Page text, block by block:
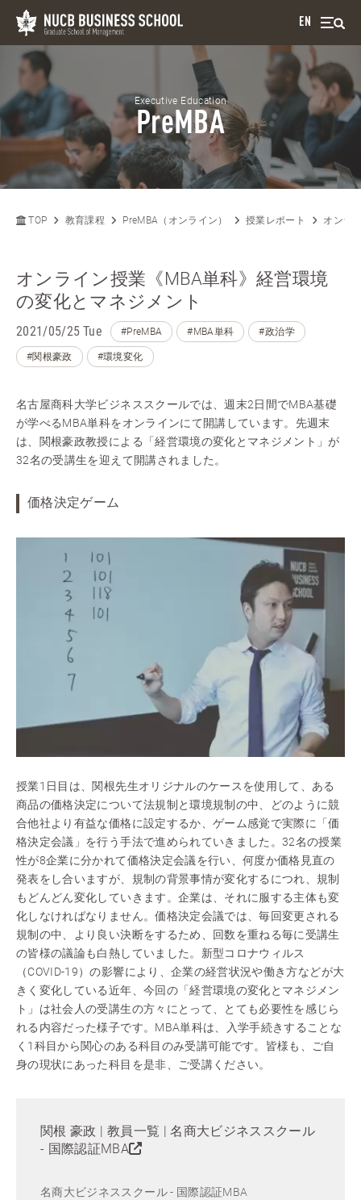
EN
Executive Education
PreMBA
TOP 教育課程 PreMBA（オンライン） 授業レポート オンラ
オンライン授業《MBA単科》経営環境
の変化とマネジメント
2021/05/25 Tue #PreMBA #MBA単科 #政治学
#関根豪政 #環境変化
名古屋商科大学ビジネススクールでは、週末2日間でMBA基礎
が学べるMBA単科をオンラインにて開講しています。先週末
は、関根豪政教授による「経営環境の変化とマネジメント」が
32名の受講生を迎えて開講されました。
価格決定ゲーム
授業1日目は、関根先生オリジナルのケースを使用して、ある
商品の価格決定について法規制と環境規制の中、どのように競
合他社より有益な価格に設定するか、ゲーム感覚で実際に「価
格決定会議」を行う手法で進められていきました。32名の授業
性が8企業に分かれて価格決定会議を行い、何度か価格見直の
発表をし合いますが、規制の背景事情が変化するにつれ、規制
もどんどん変化していきます。企業は、それに服する主体も変
化しなければなりません。価格決定会議では、毎回変更される
規制の中、より良い決断をするため、回数を重ねる毎に受講生
の皆様の議論も白熱していました。新型コロナウィルス
（COVID-19）の影響により、企業の経営状況や働き方などが大
きく変化している近年、今回の「経営環境の変化とマネジメン
ト」は社会人の受講生の方々にとって、とても必要性を感じら
れる内容だった様子です。MBA単科は、入学手続きすることな
く1科目から関心のある科目のみ受講可能です。皆様も、ご自
身の現状にあった科目を是非、ご受講ください。
関根 豪政 | 教員一覧 | 名商大ビジネススクール
- 国際認証MBA
名商大ビジネススクール - 国際認証MBA